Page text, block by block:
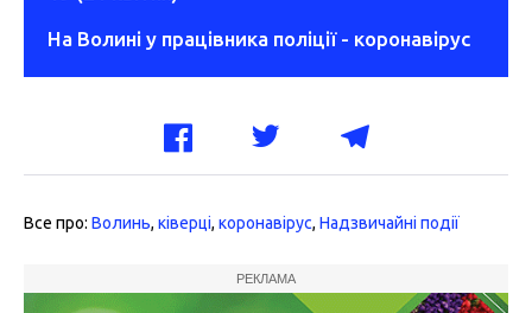
На Волині у працівника поліції - коронавірус
Все про: Волинь, ківерці, коронавірус, Надзвичайні події
РЕКЛАМА